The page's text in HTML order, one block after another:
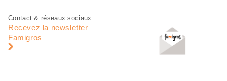
Pied
page
Navigation
pied
Contact & réseaux sociaux
Recevez la newsletter
Famigros